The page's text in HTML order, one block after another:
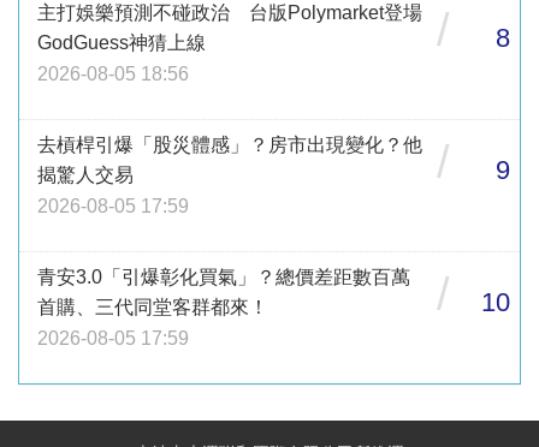
主打娛樂預測不碰政治 台版Polymarket登場
GodGuess神猜上線
2026-08-05 18:56
/ 8
去槓桿引爆「股災體感」？房市出現變化？他
揭驚人交易
2026-08-05 17:59
/ 9
青安3.0「引爆彰化買氣」？總價差距數百萬
首購、三代同堂客群都來！
2026-08-05 17:59
/ 10